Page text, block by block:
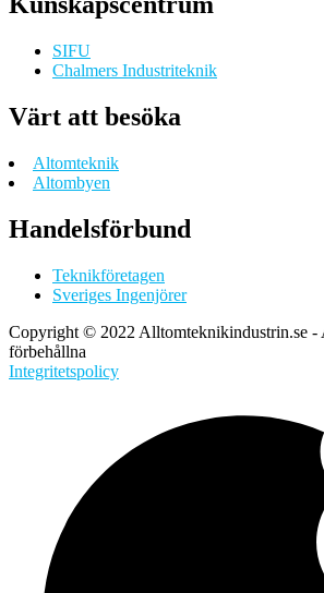
SIFU
Chalmers Industriteknik
Värt att besöka
Altomteknik
Altombyen
Handelsförbund
Teknikföretagen
Sveriges Ingenjörer
Copyright © 2022 Alltomteknikindustrin.se -
förbehållna
Integritetspolicy